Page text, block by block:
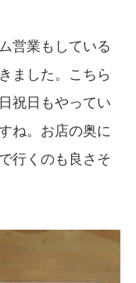
営業もしている
ました。こちら
祝日もやってい
ね。お店の奥に
行くのも良さそ